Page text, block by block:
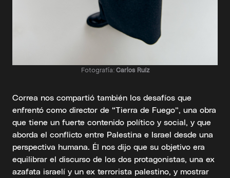
Fotografía: Carlos Ruíz
Correa nos compartió también los desafíos que
enfrentó como director de “Tierra de Fuego”, una obra
que tiene un fuerte contenido político y social, y que
aborda el conflicto entre Palestina e Israel desde una
perspectiva humana. Él nos dijo que su objetivo era
equilibrar el discurso de los dos protagonistas, una ex
azafata israelí y un ex terrorista palestino, y mostrar